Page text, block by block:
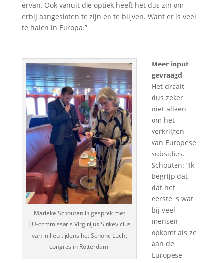
ervan. Ook vanuit die optiek heeft het dus zin om
erbij aangesloten te zijn en te blijven. Want er is veel
te halen in Europa.”
Marieke Schouten in gesprek met
EU-commissaris Virginijus Sinkevicius
van milieu tijdens het Schone Lucht
congres in Rotterdam.
Meer input
gevraagd
Het draait
dus zeker
niet alleen
om het
verkrijgen
van Europese
subsidies.
Schouten: “Ik
begrijp dat
dat het
eerste is wat
bij veel
mensen
opkomt als ze
aan de
Europese